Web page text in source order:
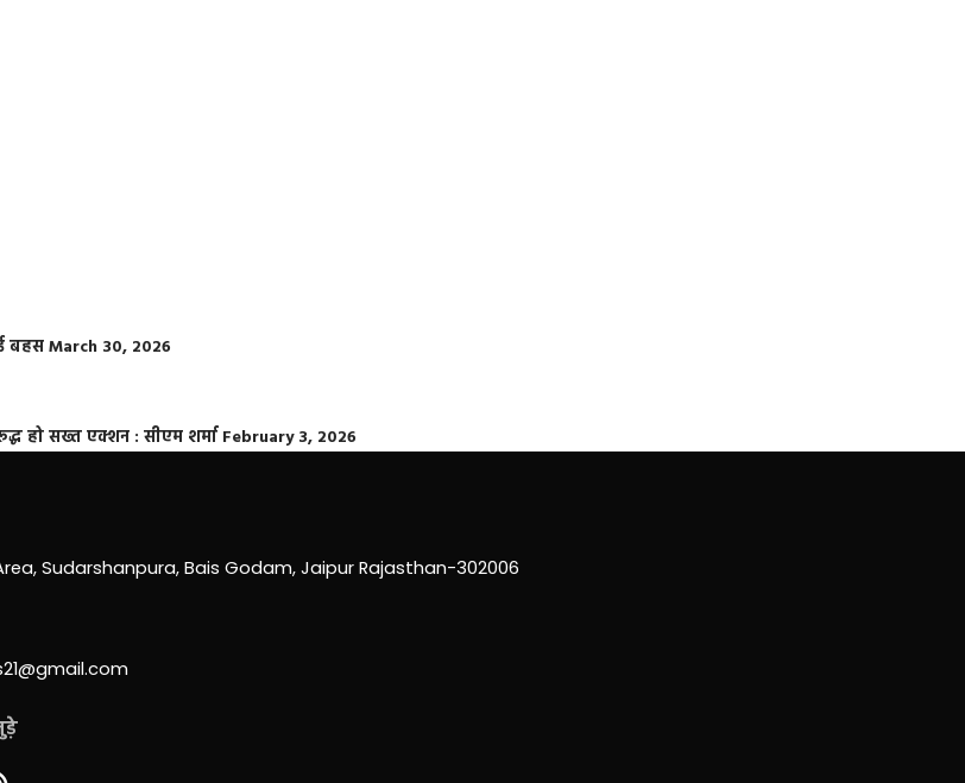
बहसMarch 30, 2026
हो सख्त एक्शन : सीएम शर्मा February 3, 2026
Sudarshanpura, Bais Godam, Jaipur Rajasthan-302006